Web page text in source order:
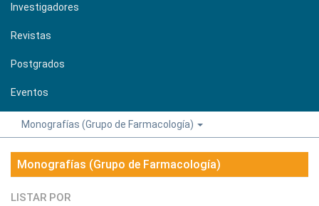
Investigadores
Revistas
Postgrados
Eventos
Monografías (Grupo de Farmacología)
Monografías (Grupo de Farmacología)
LISTAR POR